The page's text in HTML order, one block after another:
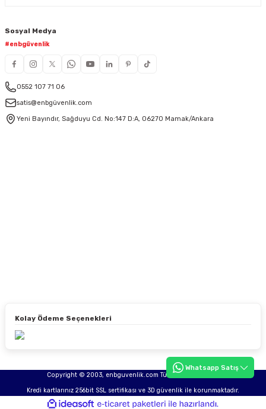
Sosyal Medya
#enbgüvenlik
0552 107 71 06
satis@enbgüvenlik.com
Yeni Bayındır, Sağduyu Cd. No:147 D:A, 06270 Mamak/Ankara
Kolay Ödeme Seçenekleri
Copyright © 2003, enbguvenlik.com Tüm hakları saklıdır.
Kredi kartlarınız 256bit SSL sertifikası ve 3D güvenlik ile korunmaktadır.
Whatsapp Satış
ideasoft e-